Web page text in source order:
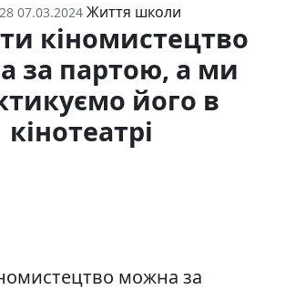
07.03.2024 Життя школи
кіномистецтво
за партою, а ми
його в
кінотеатрі
можна за